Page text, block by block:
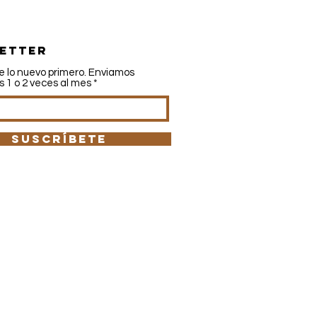
lo nuevo primero. Enviamos
1 o 2 veces al mes
SUSCRÍBETE